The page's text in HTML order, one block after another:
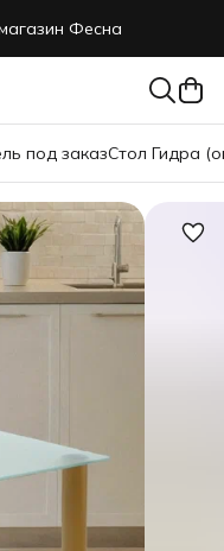
Фесна
под заказСтол Гидра